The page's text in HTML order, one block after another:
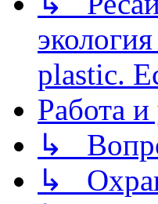
plastic.
Работа
↳
↳